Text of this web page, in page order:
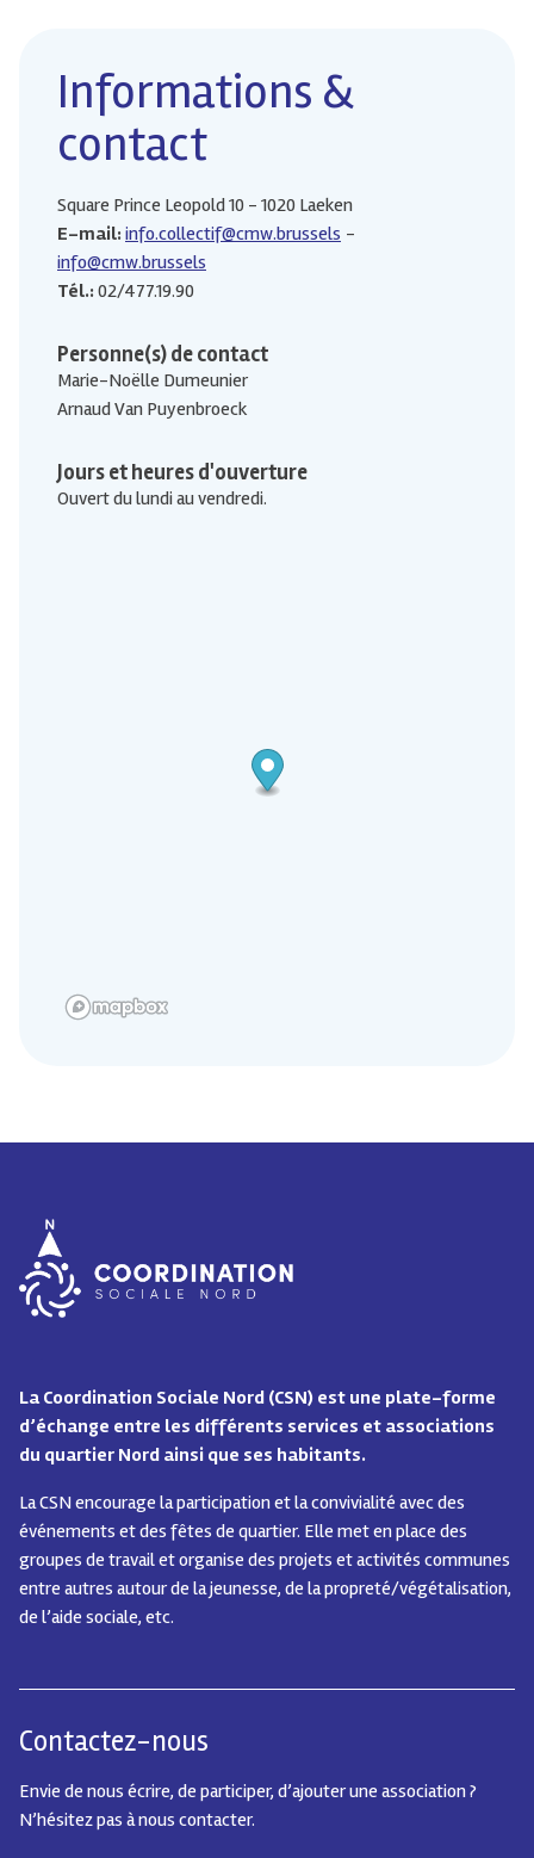
Informations &
contact
Square Prince Leopold 10 - 1020 Laeken
E-mail: info.collectif@cmw.brussels
info@cmw.brussels
Tél.: 02/477.19.90
Personne(s) de contact
Marie-Noëlle Dumeunier
Arnaud Van Puyenbroeck
Jours et heures d'ouverture
Ouvert du lundi au vendredi.
La Coordination Sociale Nord (CSN) est une plate-forme
d’échange entre les différents services et associations
du quartier Nord ainsi que ses habitants.
La CSN encourage la participation et la convivialité avec des
événements et des fêtes de quartier. Elle met en place des
groupes de travail et organise des projets et activités communes
entre autres autour de la jeunesse, de la propreté/végétalisation,
de l’aide sociale, etc.
Contactez-nous
Envie de nous écrire, de participer, d’ajouter une association ?
N’hésitez pas à nous contacter.